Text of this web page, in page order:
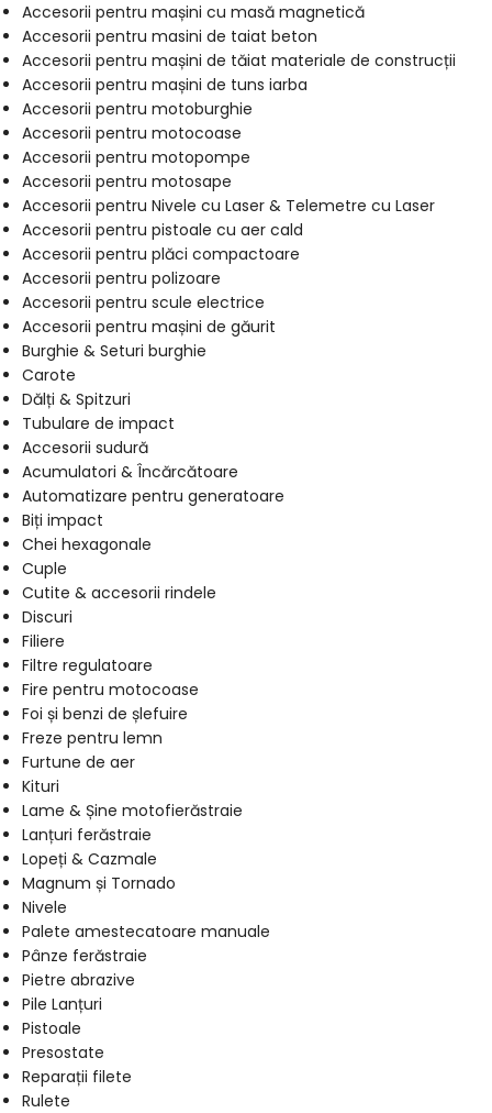
Accesorii pentru mașini cu masă magnetică
Accesorii pentru masini de taiat beton
Accesorii pentru mașini de tăiat materiale de construcții
Accesorii pentru mașini de tuns iarba
Accesorii pentru motoburghie
Accesorii pentru motocoase
Accesorii pentru motopompe
Accesorii pentru motosape
Accesorii pentru Nivele cu Laser & Telemetre cu Laser
Accesorii pentru pistoale cu aer cald
Accesorii pentru plăci compactoare
Accesorii pentru polizoare
Accesorii pentru scule electrice
Accesorii pentru mașini de găurit
Burghie & Seturi burghie
Carote
Dălți & Spitzuri
Tubulare de impact
Accesorii sudură
Acumulatori & Încărcătoare
Automatizare pentru generatoare
Biți impact
Chei hexagonale
Cuple
Cutite & accesorii rindele
Discuri
Filiere
Filtre regulatoare
Fire pentru motocoase
Foi și benzi de șlefuire
Freze pentru lemn
Furtune de aer
Kituri
Lame & Șine motofierăstraie
Lanțuri ferăstraie
Lopeți & Cazmale
Magnum și Tornado
Nivele
Palete amestecatoare manuale
Pânze ferăstraie
Pietre abrazive
Pile Lanțuri
Pistoale
Presostate
Reparații filete
Rulete